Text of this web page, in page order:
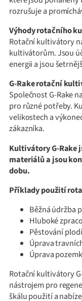
rozrušuje a
Výhody rotačního
Rotační kultivátory
kultivátorům. Jsou
energii a jsou
G-Rake rotační
Společnost G-Rake
pro různé potřeby.
velikostech a
zákazníka.
Kultivátory G-Rake
materiálů a jsou
dobu.
Příklady použití
Běžná údržba
Hluboké
Pěstování
Úprava
Úprava
Rotační kultivátory
nástrojem pro
škálu použití a